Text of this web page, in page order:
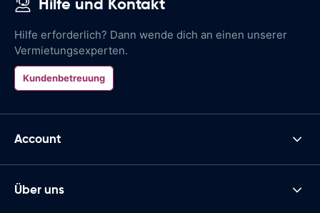
Hilfe erforderlich? Dann wende dich an einen unserer
Vermietungsexperten.
Kundenbetreuung
Account
Über uns